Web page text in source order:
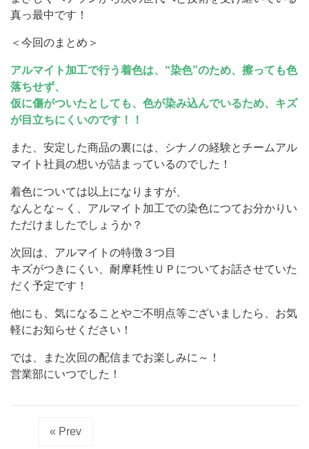
真っ最中です！
＜今回のまとめ＞
アルマイト加工で行う着色は、“染色”のため、擦っても色
落ちせず、
仮に傷がついたとしても、色が染み込んでいるため、キズ
が目立ちにくいのです！！
また、安定した商品の裏には、シナノの経験とチームアル
マイト社員の想いが詰まっているのでした！
着色については以上になりますが、
なんとな～く、アルマイト加工での染色につてお分かりい
ただけましたでしょうか？
次回は、アルマイトの特徴３つ目
キズがつきにくい、耐摩耗性ＵＰについてお話させていた
だく予定です！
他にも、気になることやご不明点等ございましたら、お気
軽にお知らせください！
では、また次回の配信までお楽しみに～！
営業部にいつでした！
« Prev